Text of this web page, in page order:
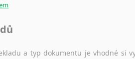
a typ dokumentu je vhodné si